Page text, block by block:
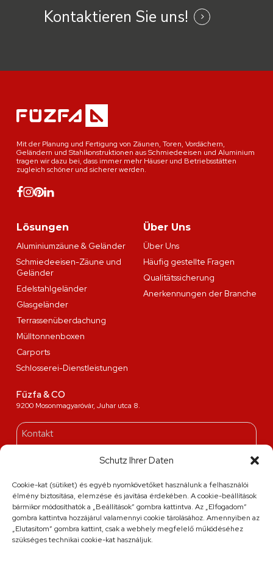
Schutz Ihrer Daten
Cookie-kat (sütiket) és egyéb nyomkövetőket használunk a felhasználói
élmény biztosítása, elemzése és javítása érdekében. A cookie-beállítások
bármikor módosíthatók a „Beállítások” gombra kattintva. Az „Elfogadom”
gombra kattintva hozzájárul valamennyi cookie tárolásához. Amennyiben az
„Elutasítom” gombra kattint, csak a webhely megfelelő működéséhez
szükséges technikai cookie-kat használjuk.
Kontaktieren Sie uns!
Mit der Planung und Fertigung von Zäunen, Toren, Vordächern,
Geländern und Stahlkonstruktionen aus Schmiedeeisen und Aluminium
tragen wir dazu bei, dass immer mehr Häuser und Betriebsstätten
zugleich schöner und sicherer werden.
Lösungen
Aluminiumzäune & Geländer
Schmiedeeisen-Zäune und
Geländer
Edelstahlgeländer
Glasgeländer
Terrassenüberdachung
Mülltonnenboxen
Carports
Schlosserei-Dienstleistungen
Über Uns
Über Uns
Häufig gestellte Fragen
Qualitätssicherung
Anerkennungen der Branche
Fűzfa & CO
9200 Mosonmagyaróvár, Juhar utca 8.
Kontakt
info@fuzfa.hu
Montag - Freitag: 08:00-16:00
Samstag: laut vorheriger Terminabsprache